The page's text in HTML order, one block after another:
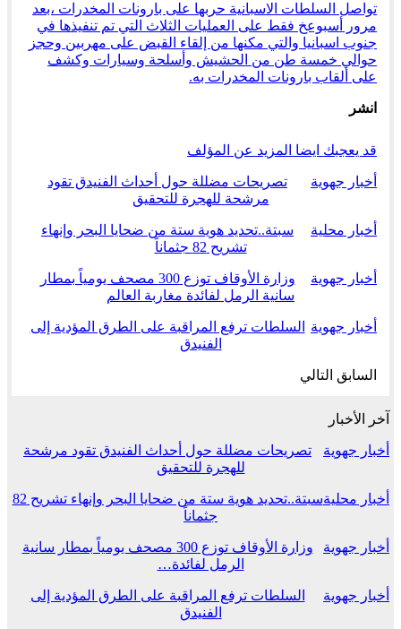
تواصل السلطات الاسبانية حربها على بارونات المخدرات ،بعد
مرور أسبوعخ فقط على العمليات الثلاث التي تم تنفيذها في
جنوب اسبانيا والتي مكنها من إلقاء القبض على مهربين وحجز
حوالي خمسة طن من الحشيش وأسلحة وسيارات وكشف
على ألقاب بارونات المخدرات به.
انشر
قد يعجبك ايضا المزيد عن المؤلف
أخبار جهوية
تصريحات مضللة حول أحداث الفنيدق تقود
مرشحة للهجرة للتحقيق
أخبار محلية
سبتة..تحديد هوية ستة من ضحايا البحر وإنهاء
تشريح 82 جثماناً
أخبار جهوية
وزارة الأوقاف توزع 300 مصحف يومياً بمطار
سانية الرمل لفائدة مغاربة العالم
أخبار جهوية
السلطات ترفع المراقبة على الطرق المؤدية إلى
الفنيدق
السابق التالي
آخر الأخبار
أخبار جهوية
تصريحات مضللة حول أحداث الفنيدق تقود مرشحة
للهجرة للتحقيق
أخبار محلية
سبتة..تحديد هوية ستة من ضحايا البحر وإنهاء تشريح 82
جثماناً
أخبار جهوية
وزارة الأوقاف توزع 300 مصحف يومياً بمطار سانية
الرمل لفائدة…
أخبار جهوية
السلطات ترفع المراقبة على الطرق المؤدية إلى
الفنيدق